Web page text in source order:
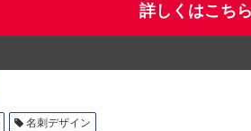
詳しくはこち
名刺デザイン